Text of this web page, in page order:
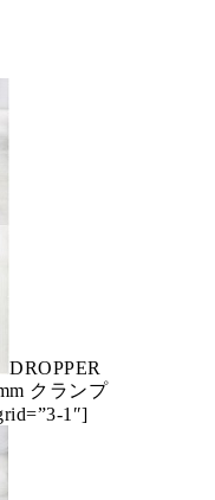
DROPPER
クランプ
1″]